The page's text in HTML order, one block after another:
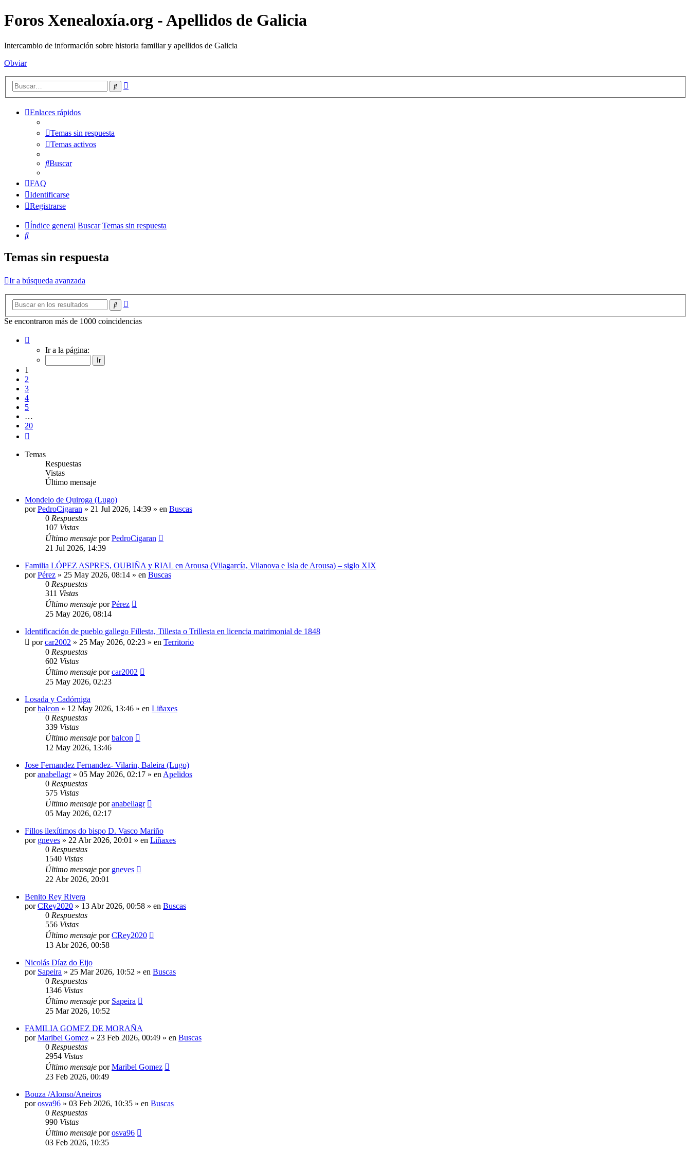
Foros Xenealoxía.org - Apellidos de Galicia
Intercambio de información sobre historia familiar y apellidos de Galicia
Obviar
Buscar
Enlaces rápidos
Temas sin respuesta
Temas activos
Buscar
FAQ
Identificarse
Registrarse
Índice general Buscar Temas sin respuesta
Buscar
Temas sin respuesta
Ir a búsqueda avanzada
Buscar
Se encontraron más de 1000 coincidencias
Ir a la página:
1
2
3
4
5
…
20
Temas
Respuestas
Vistas
Último mensaje
Mondelo de Quiroga (Lugo)
porPedroCigaran » 21 Jul 2026, 14:39 » en Buscas
0 Respuestas
107 Vistas
Último mensaje porPedroCigaran
21 Jul 2026, 14:39
Familia LÓPEZ ASPRES, OUBIÑA y RIAL en Arousa (Vilagarcía, Vilanova e Isla de Arousa) – siglo XIX
porPérez » 25 May 2026, 08:14 » en Buscas
0 Respuestas
311 Vistas
Último mensaje porPérez
25 May 2026, 08:14
Identificación de pueblo gallego Fillesta, Tillesta o Trillesta en licencia matrimonial de 1848
porcar2002 » 25 May 2026, 02:23 » en Territorio
0 Respuestas
602 Vistas
Último mensaje porcar2002
25 May 2026, 02:23
Losada y Cadórniga
porbalcon » 12 May 2026, 13:46 » en Liñaxes
0 Respuestas
339 Vistas
Último mensaje porbalcon
12 May 2026, 13:46
Jose Fernandez Fernandez- Vilarin, Baleira (Lugo)
poranabellagr» 05 May 2026, 02:17 » en Apelidos
0 Respuestas
575 Vistas
Último mensaje poranabellagr
05 May 2026, 02:17
Fillos ilexítimos do bispo D. Vasco Mariño
por gneves » 22 Abr 2026, 20:01 » en Liñaxes
0 Respuestas
1540 Vistas
Último mensaje por gneves
22 Abr 2026, 20:01
Benito Rey Rivera
porCRey2020 » 13 Abr 2026, 00:58 » en Buscas
0 Respuestas
556 Vistas
Último mensaje porCRey2020
13 Abr 2026, 00:58
Nicolás Díaz do Eijo
por Sapeira » 25 Mar 2026, 10:52 » en Buscas
0 Respuestas
1346 Vistas
Último mensaje por Sapeira
25 Mar 2026, 10:52
FAMILIA GOMEZ DE MORAÑA
porMaribel Gomez » 23 Feb 2026, 00:49 » en Buscas
0 Respuestas
2954 Vistas
Último mensaje porMaribel Gomez
23 Feb 2026, 00:49
Bouza /Alonso/Aneiros
porosva96 » 03 Feb 2026, 10:35 » en Buscas
0 Respuestas
990 Vistas
Último mensaje porosva96
03 Feb 2026, 10:35